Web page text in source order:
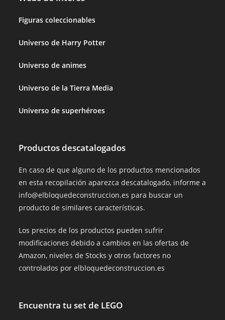
Figuras coleccionables
Universo de Harry Potter
Universo de animes
Universo de la Tierra Media
Universo de superhéroes
Productos descatalogados
En caso de que alguno de los productos mencionados
en esta recopilación aparezca descatalogado, informe a
info@elbloquedeconstruccion.es para buscar un
producto de similares características.
Los precios de los productos pueden sufrir
modificaciones debido a cambios en las ofertas de
Amazon, niveles de Stocks y otros factores no
controlados por elbloquedeconstruccion.es
Encuentra tu set de LEGO